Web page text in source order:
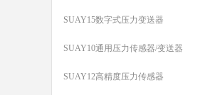
SUAY15数字式压力变送器
SUAY10通用压力传感器/变送器
SUAY12高精度压力传感器